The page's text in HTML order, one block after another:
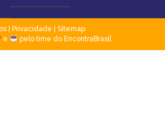
| Privacidade
Sitemap
e pelo time do EncontraBrasil